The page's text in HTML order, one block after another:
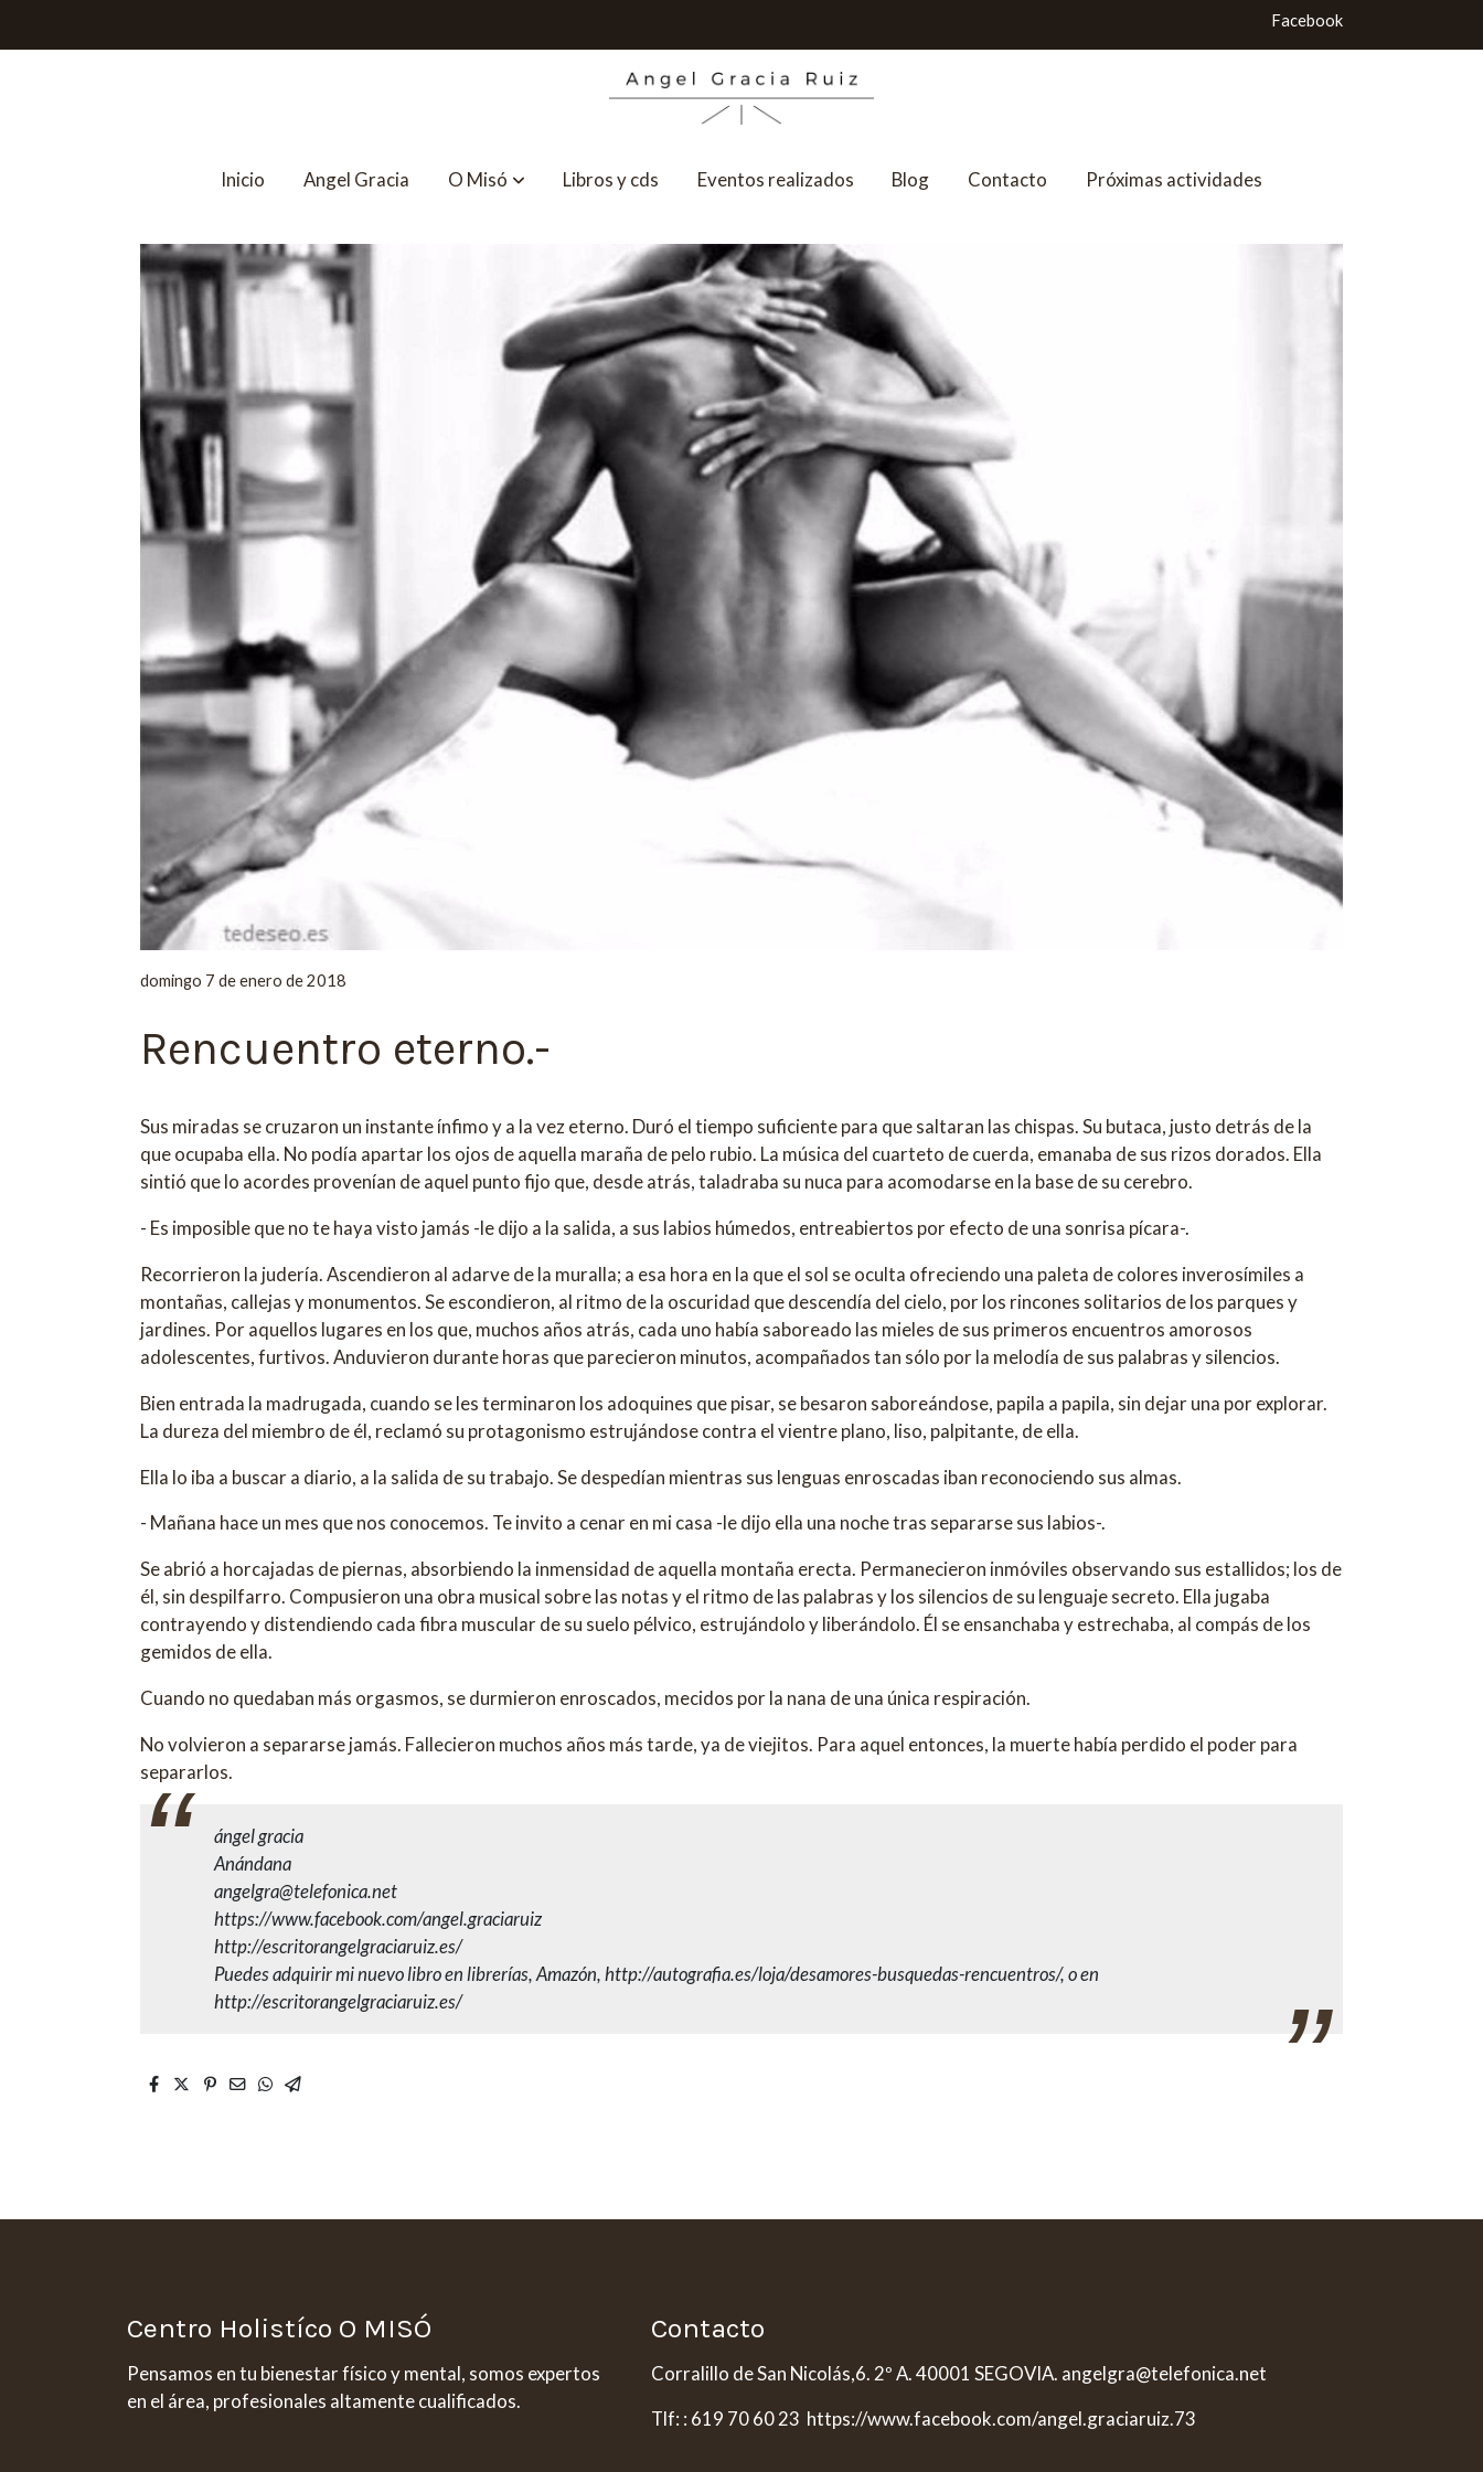
Facebook
Inicio Angel Gracia O Misó Libros y cds Eventos realizados Blog Contacto Próximas actividades
domingo 7 de enero de 2018
Rencuentro eterno.-
Sus miradas se cruzaron un instante ínfimo y a la vez eterno. Duró el tiempo suficiente para que saltaran las chispas. Su butaca, justo detrás de la
que ocupaba ella. No podía apartar los ojos de aquella maraña de pelo rubio. La música del cuarteto de cuerda, emanaba de sus rizos dorados. Ella
sintió que lo acordes provenían de aquel punto fijo que, desde atrás, taladraba su nuca para acomodarse en la base de su cerebro.
- Es imposible que no te haya visto jamás -le dijo a la salida, a sus labios húmedos, entreabiertos por efecto de una sonrisa pícara-.
Recorrieron la judería. Ascendieron al adarve de la muralla; a esa hora en la que el sol se oculta ofreciendo una paleta de colores inverosímiles a
montañas, callejas y monumentos. Se escondieron, al ritmo de la oscuridad que descendía del cielo, por los rincones solitarios de los parques y
jardines. Por aquellos lugares en los que, muchos años atrás, cada uno había saboreado las mieles de sus primeros encuentros amorosos
adolescentes, furtivos. Anduvieron durante horas que parecieron minutos, acompañados tan sólo por la melodía de sus palabras y silencios.
Bien entrada la madrugada, cuando se les terminaron los adoquines que pisar, se besaron saboreándose, papila a papila, sin dejar una por explorar.
La dureza del miembro de él, reclamó su protagonismo estrujándose contra el vientre plano, liso, palpitante, de ella.
Ella lo iba a buscar a diario, a la salida de su trabajo. Se despedían mientras sus lenguas enroscadas iban reconociendo sus almas.
- Mañana hace un mes que nos conocemos. Te invito a cenar en mi casa -le dijo ella una noche tras separarse sus labios-.
Se abrió a horcajadas de piernas, absorbiendo la inmensidad de aquella montaña erecta. Permanecieron inmóviles observando sus estallidos; los de
él, sin despilfarro. Compusieron una obra musical sobre las notas y el ritmo de las palabras y los silencios de su lenguaje secreto. Ella jugaba
contrayendo y distendiendo cada fibra muscular de su suelo pélvico, estrujándolo y liberándolo. Él se ensanchaba y estrechaba, al compás de los
gemidos de ella.
Cuando no quedaban más orgasmos, se durmieron enroscados, mecidos por la nana de una única respiración.
No volvieron a separarse jamás. Fallecieron muchos años más tarde, ya de viejitos. Para aquel entonces, la muerte había perdido el poder para
separarlos.
ángel gracia
Anándana
angelgra@telefonica.net
https://www.facebook.com/angel.graciaruiz
http://escritorangelgraciaruiz.es/
Puedes adquirir mi nuevo libro en librerías, Amazón, http://autografia.es/loja/desamores-busquedas-rencuentros/, o en
http://escritorangelgraciaruiz.es/
Centro Holistíco O MISÓ
Pensamos en tu bienestar físico y mental, somos expertos
en el área, profesionales altamente cualificados.
Contacto
Corralillo de San Nicolás,6. 2º A. 40001 SEGOVIA. angelgra@telefonica.net
Tlf: : 619 70 60 23 https://www.facebook.com/angel.graciaruiz.73